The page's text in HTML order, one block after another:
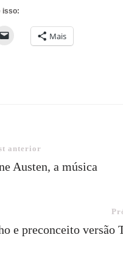
isso:
Mais
anterior
Austen, a música
e preconceito versão